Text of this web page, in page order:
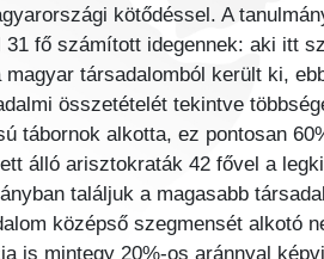
kötődéssel. A
fő számított idegennek: aki itt
társadalomból került ki,
összetételét tekintve
tábornok alkotta, ez pontosan
álló arisztokraták 42 fővel a
találjuk a magasabb
középső szegmensét alkotó
is mintegy 20%-os aránnyal